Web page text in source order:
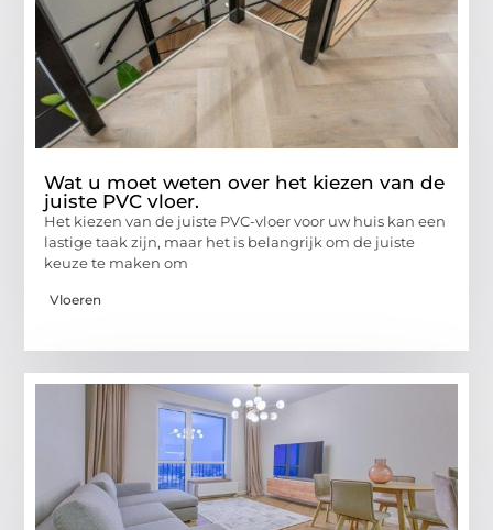
Wat u moet weten over het kiezen van de
juiste PVC vloer.
Het kiezen van de juiste PVC-vloer voor uw huis kan een
lastige taak zijn, maar het is belangrijk om de juiste
keuze te maken om
Vloeren